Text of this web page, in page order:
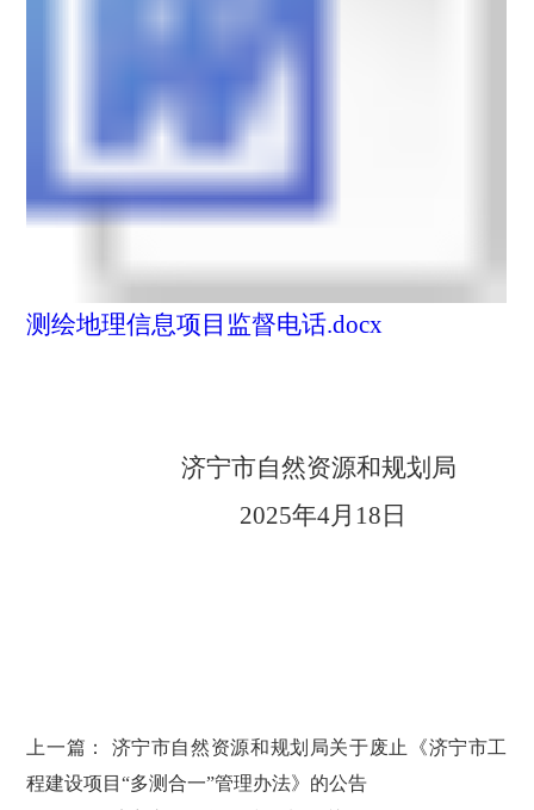
测绘地理信息项目监督电话.docx
济宁市自然资源和规划局
2025年4月 18 日
上一篇： 济宁市自然资源和规划局关于废止《济宁市工
程建设项目“多测合一”管理办法》的公告